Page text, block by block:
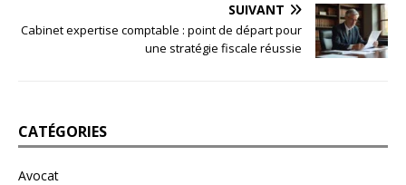
SUIVANT
Cabinet expertise comptable : point de départ pour
une stratégie fiscale réussie
CATÉGORIES
Avocat